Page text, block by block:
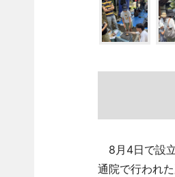
8月4日で設
通院で行われ